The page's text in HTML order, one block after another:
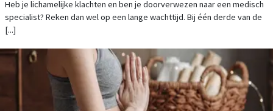
NORM WACHTTIJDEN NIET
Heb je lichamelijke klachten en ben je doorverwezen naar een medisch
specialist? Reken dan wel op een lange wachttijd. Bij één derde van de
[...]